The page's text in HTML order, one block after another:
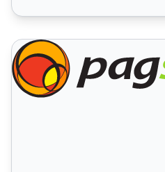
PagSeguro